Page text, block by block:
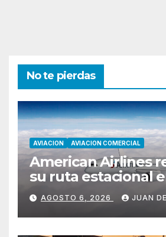
No te pierdas
AVIACION AVIACION COMERCIAL
American Airlines
su ruta estacional
Miami y Montevideo
vuelos diarios
AGOSTO 6, 2026 JUAN